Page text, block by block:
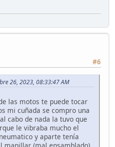
#6
26, 2023, 08:33:47 AM
las motos te puede tocar
mi cuñada se compro una
cabo de nada la tuvo que
le vibraba mucho el
y aparte tenía